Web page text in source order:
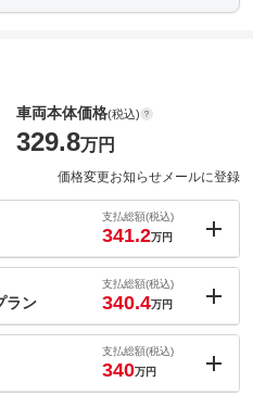
車両本体価格(税込)
329.8万円
価格変更お知らせメールに登録
支払総額(税込)
341.2万円
ラン
支払総額(税込)
340.4万円
支払総額(税込)
340万円